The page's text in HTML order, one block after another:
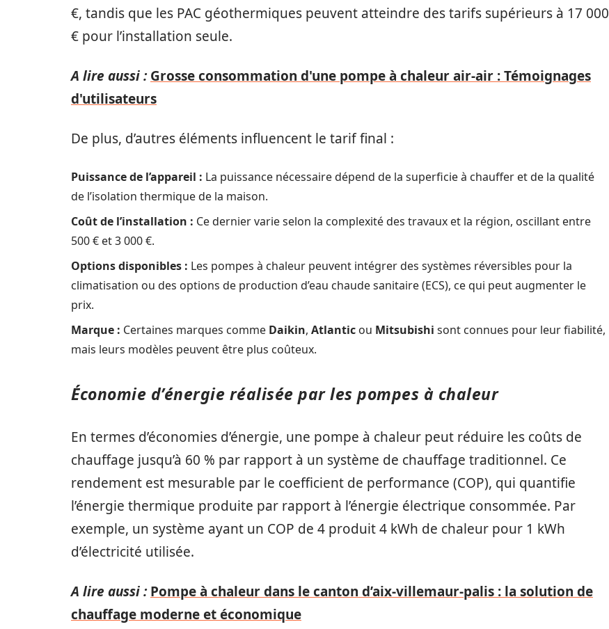
€, tandis que les PAC géothermiques peuvent atteindre des tarifs supérieurs à 17 000
€ pour l’installation seule.
A lire aussi : Grosse consommation d'une pompe à chaleur air-air : Témoignages
d'utilisateurs
De plus, d’autres éléments influencent le tarif final :
Puissance de l’appareil : La puissance nécessaire dépend de la superficie à chauffer et de la qualité
de l’isolation thermique de la maison.
Coût de l’installation : Ce dernier varie selon la complexité des travaux et la région, oscillant entre
500 € et 3 000 €.
Options disponibles : Les pompes à chaleur peuvent intégrer des systèmes réversibles pour la
climatisation ou des options de production d’eau chaude sanitaire (ECS), ce qui peut augmenter le
prix.
Marque : Certaines marques comme Daikin, Atlantic ou Mitsubishi sont connues pour leur fiabilité,
mais leurs modèles peuvent être plus coûteux.
Économie d’énergie réalisée par les pompes à chaleur
En termes d’économies d’énergie, une pompe à chaleur peut réduire les coûts de
chauffage jusqu’à 60 % par rapport à un système de chauffage traditionnel. Ce
rendement est mesurable par le coefficient de performance (COP), qui quantifie
l’énergie thermique produite par rapport à l’énergie électrique consommée. Par
exemple, un système ayant un COP de 4 produit 4 kWh de chaleur pour 1 kWh
d’électricité utilisée.
A lire aussi : Pompe à chaleur dans le canton d’aix-villemaur-palis : la solution de
chauffage moderne et économique